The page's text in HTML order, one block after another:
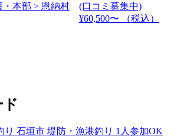
本部 > 恩納村
(口コミ募集中)
¥60,500〜
（税込）
り 石垣市 堤防・漁港釣り 1人参加OK